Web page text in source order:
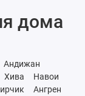
дома
Андижан
Хива
Навои
Ангрен